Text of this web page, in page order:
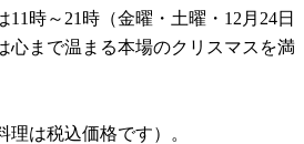
11時～21時（金曜・土曜・12月24日
心まで温まる本場のクリスマスを満
理は税込価格です）。